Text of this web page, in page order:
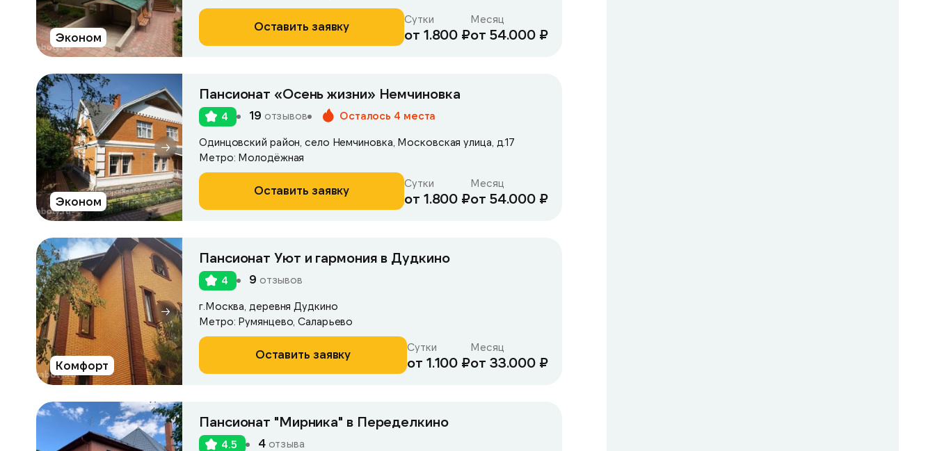
Эконом
Оставить заявку Сутки
от 1.800 ₽
Месяц
от 54.000 ₽
Эконом
Пансионат «Осень жизни» Немчиновка
4 19 отзывов Осталось 4 места
Одинцовский район, село Немчиновка, Московская улица, д.17
Метро: Молодёжная
Оставить заявку Сутки
от 1.800 ₽
Месяц
от 54.000 ₽
Комфорт
Пансионат Уют и гармония в Дудкино
4 9 отзывов
г.Москва, деревня Дудкино
Метро: Румянцево, Саларьево
Оставить заявку Сутки
от 1.100 ₽
Месяц
от 33.000 ₽
Пансионат "Мирника" в Переделкино
4.5 4отзыва